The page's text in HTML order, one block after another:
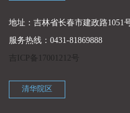
地址：吉林省长春市建政路1051
服务热线：0431-81869888
吉ICP备17001212号
清华院区